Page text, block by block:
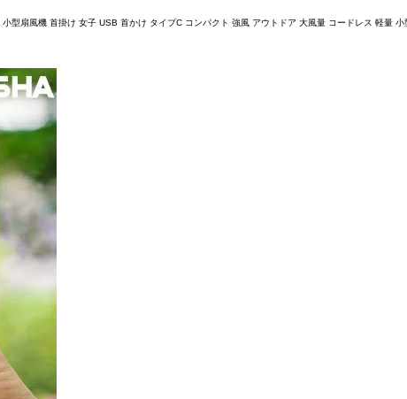
型扇風機 首掛け 女子 USB 首かけ タイプC コンパクト 強風 アウトドア 大風量 コードレス 軽量